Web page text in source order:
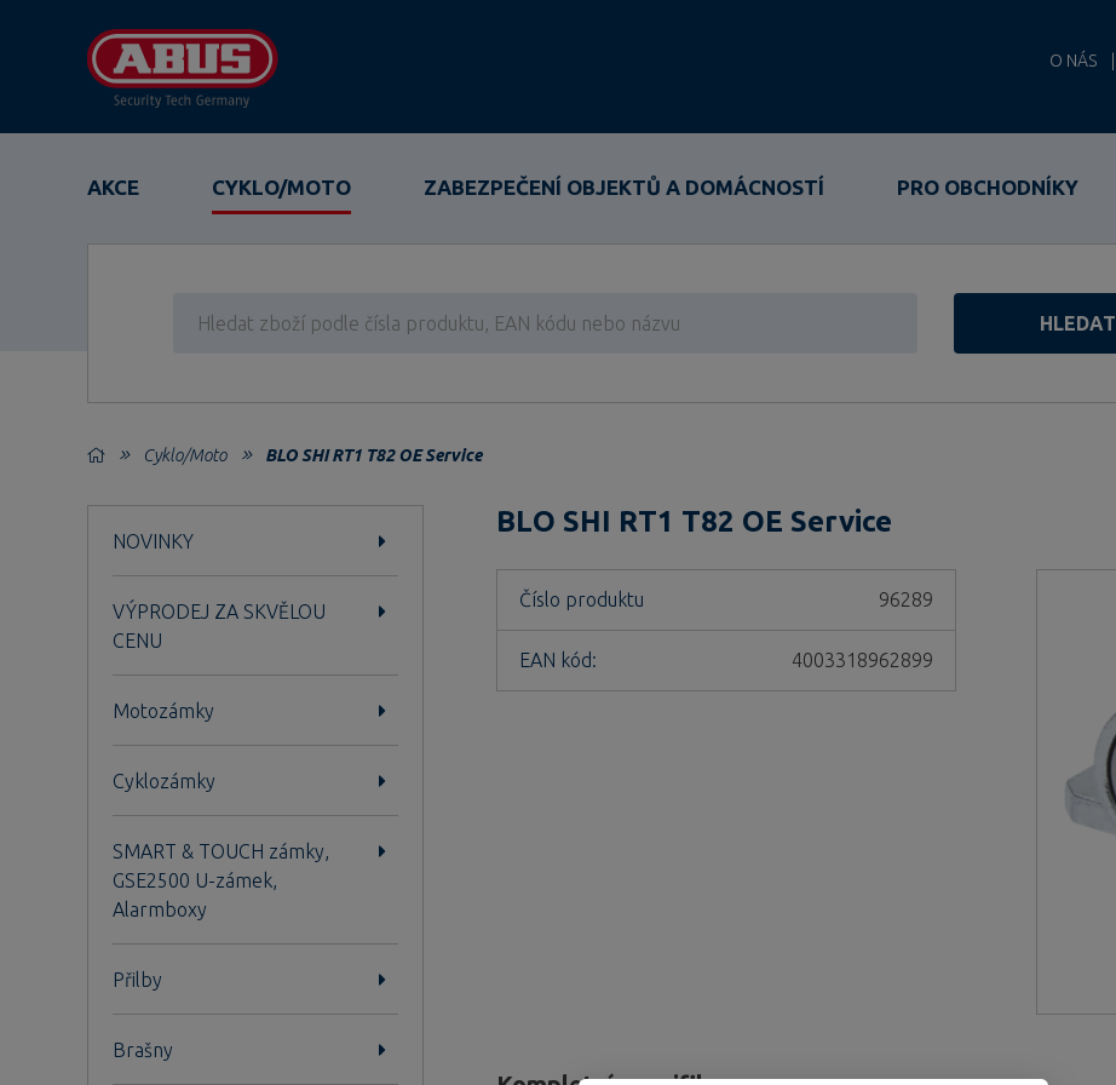
O NÁS
AKCE CYKLO/MOTO ZABEZPEČENÍ OBJEKTŮ A DOMÁCNOSTÍ PRO OBCHODNÍKY
HLEDAT
Cyklo/Moto BLO SHI RT1 T82 OE Service
NOVINKY
VÝPRODEJ ZA SKVĚLOU
CENU
Motozámky
Cyklozámky
SMART & TOUCH zámky,
GSE2500 U-zámek,
Alarmboxy
Přilby
Brašny
BLO SHI RT1 T82 OE Service
Číslo produktu 96289
EAN kód: 4003318962899